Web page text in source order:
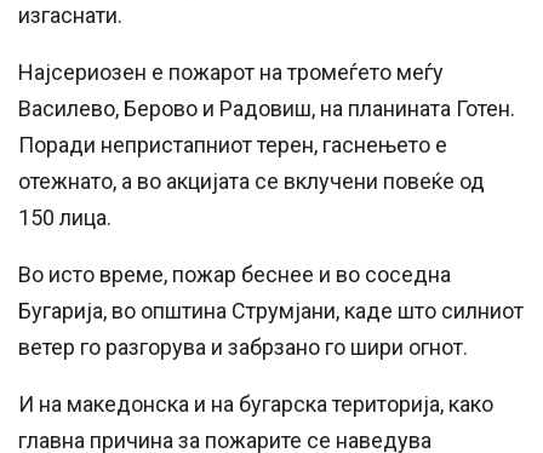
изгаснати.
Најсериозен е пожарот на тромеѓето меѓу
Василево, Берово и Радовиш, на планината Готен.
Поради непристапниот терен, гаснењето е
отежнато, а во акцијата се вклучени повеќе од
150 лица.
Во исто време, пожар беснее и во соседна
Бугарија, во општина Струмјани, каде што силниот
ветер го разгорува и забрзано го шири огнот.
И на македонска и на бугарска територија, како
главна причина за пожарите се наведува